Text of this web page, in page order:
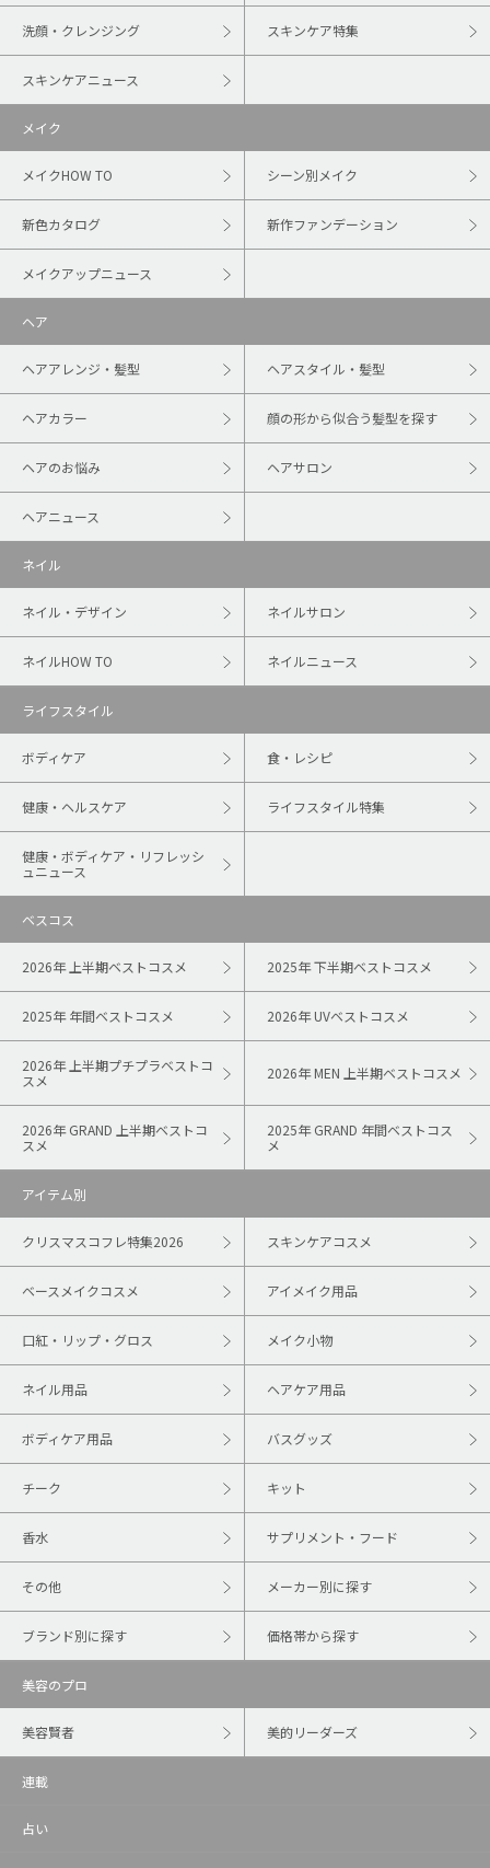
洗顔・クレンジング スキンケア特集
スキンケアニュース
メイク
メイクHOW TO シーン別メイク
新色カタログ 新作ファンデーション
メイクアップニュース
ヘア
ヘアアレンジ・髪型 ヘアスタイル・髪型
ヘアカラー 顔の形から似合う髪型を探す
ヘアのお悩み ヘアサロン
ヘアニュース
ネイル
ネイル・デザイン ネイルサロン
ネイルHOW TO ネイルニュース
ライフスタイル
ボディケア 食・レシピ
健康・ヘルスケア ライフスタイル特集
健康・ボディケア・リフレッシ
ュニュース
ベスコス
2026年 上半期ベストコスメ 2025年 下半期ベストコスメ
2025年 年間ベストコスメ 2026年 UVベストコスメ
2026年 上半期プチプラベストコ
スメ
2026年 MEN 上半期ベストコスメ
2026年 GRAND 上半期ベストコ
スメ
2025年 GRAND 年間ベストコス
メ
アイテム別
クリスマスコフレ特集2026 スキンケアコスメ
ベースメイクコスメ アイメイク用品
口紅・リップ・グロス メイク小物
ネイル用品 ヘアケア用品
ボディケア用品 バスグッズ
チーク キット
香水 サプリメント・フード
その他 メーカー別に探す
ブランド別に探す 価格帯から探す
美容のプロ
美容賢者 美的リーダーズ
連載
占い